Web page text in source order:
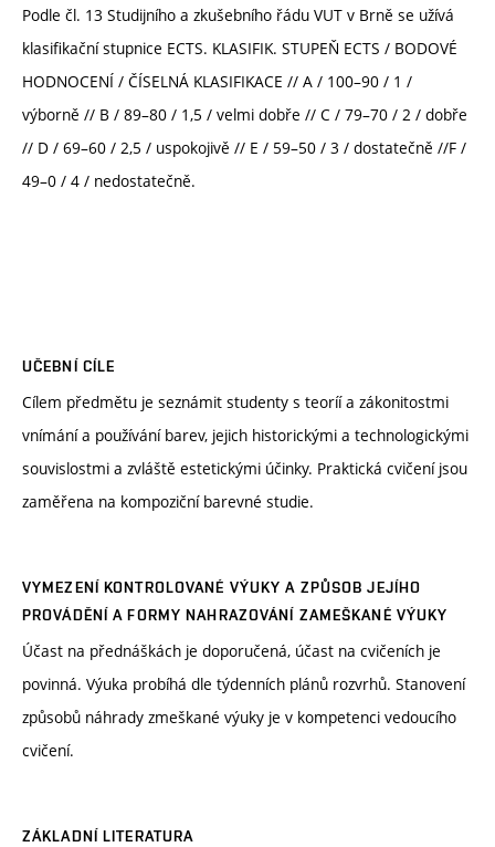
Podle čl. 13 Studijního a zkušebního řádu VUT v Brně se užívá
klasifikační stupnice ECTS. KLASIFIK. STUPEŇ ECTS / BODOVÉ
HODNOCENÍ / ČÍSELNÁ KLASIFIKACE // A / 100–90 / 1 /
výborně // B / 89–80 / 1,5 / velmi dobře // C / 79–70 / 2 / dobře
// D / 69–60 / 2,5 / uspokojivě // E / 59–50 / 3 / dostatečně //F /
49–0 / 4 / nedostatečně.
UČEBNÍ CÍLE
Cílem předmětu je seznámit studenty s teoríí a zákonitostmi
vnímání a používání barev, jejich historickými a technologickými
souvislostmi a zvláště estetickými účinky. Praktická cvičení jsou
zaměřena na kompoziční barevné studie.
VYMEZENÍ KONTROLOVANÉ VÝUKY A ZPŮSOB JEJÍHO
PROVÁDĚNÍ A FORMY NAHRAZOVÁNÍ ZAMEŠKANÉ VÝUKY
Účast na přednáškách je doporučená, účast na cvičeních je
povinná. Výuka probíhá dle týdenních plánů rozvrhů. Stanovení
způsobů náhrady zmeškané výuky je v kompetenci vedoucího
cvičení.
ZÁKLADNÍ LITERATURA